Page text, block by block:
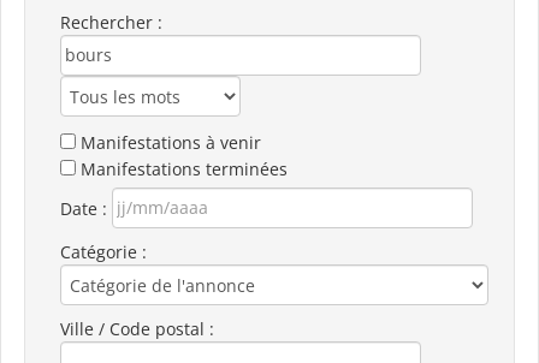
Rechercher :
Manifestations à venir
Manifestations terminées
Date :
Catégorie :
Ville / Code postal :